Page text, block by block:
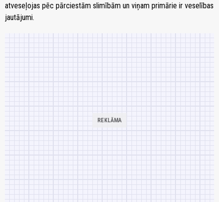
atveseļojas pēc pārciestām slimībām un viņam primārie ir veselības
jautājumi.